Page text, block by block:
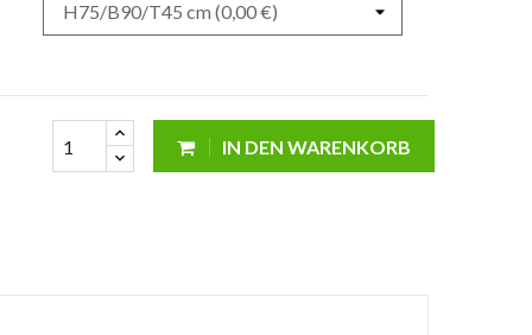
IN DEN WARENKORB